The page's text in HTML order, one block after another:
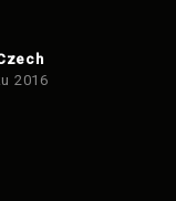
2016